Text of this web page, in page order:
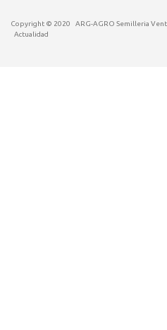
Copyright © 2020
ARG-AGRO Semilleria
Actualidad